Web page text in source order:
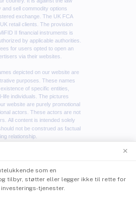
your browsing experience.
website, you agree to our use
×
som en
tilbyr, støtter eller legger ikke til rette for
tjenester.